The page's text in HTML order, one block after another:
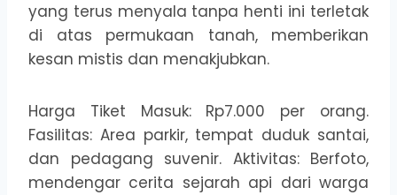
yang terus menyala tanpa henti ini terletak
di atas permukaan tanah, memberikan
kesan mistis dan menakjubkan.
Harga Tiket Masuk: Rp7.000 per orang.
Fasilitas: Area parkir, tempat duduk santai,
dan pedagang suvenir. Aktivitas: Berfoto,
mendengar cerita sejarah api dari warga